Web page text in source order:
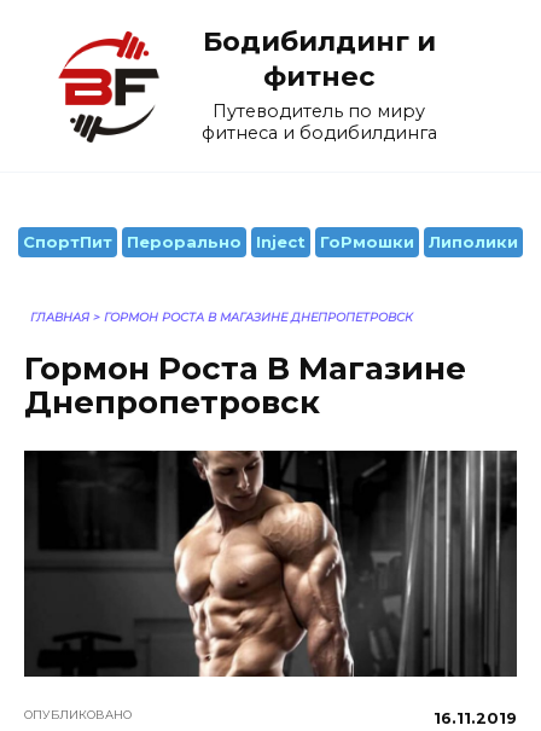
содержанию
Бодибилдинг и
фитнес
Путеводитель по миру
фитнеса и бодибилдинга
СпортПит Перорально Inject ГоРмошки Липолики
ГЛАВНАЯ > ГОРМОН РОСТА В МАГАЗИНЕ ДНЕПРОПЕТРОВСК
Гормон Роста В Магазине
Днепропетровск
ОПУБЛИКОВАНО 16.11.2019